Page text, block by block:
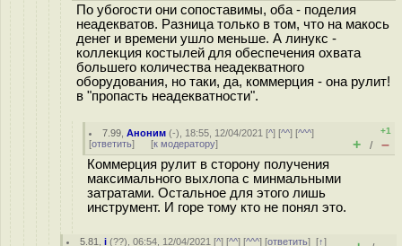
По убогости они сопоставимы, оба - поделия
неадекватов. Разница только в том, что на макось
денег и времени ушло меньше. А линукс -
коллекция костылей для обеспечения охвата
большего количества неадекватного
оборудования, но таки, да, коммерция - она рулит!
в "пропасть неадекватности".
7.99 ,Аноним (-), 18:55, 12/04/2021 [^] [^^] [^^^]
[ответить] [к модератору]
+1
+ / –
Коммерция рулит в сторону получения
максимального выхлопа с минмальными
затратами. Остальное для этого лишь
инструмент. И горе тому кто не понял это.
5.81 ,i (??), 06:54, 12/04/2021 [^] [^^] [^^^] [ответить][↑]